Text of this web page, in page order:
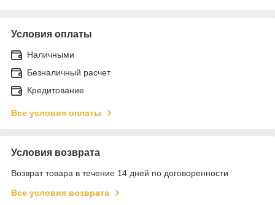
Условия оплаты
Наличными
Безналичный расчет
Кредитование
Все условия оплаты
Условия возврата
Возврат товара в течение 14 дней по договоренности
Все условия возврата